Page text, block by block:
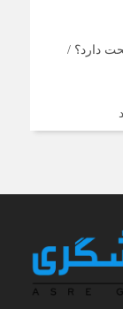
صحت دارد؟ /
سوخت جت/